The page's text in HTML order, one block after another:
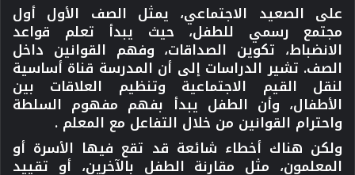
على الصعيد الاجتماعي، يمثل الصف الأول أول
مجتمع رسمي للطفل، حيث يبدأ تعلم قواعد
الانضباط، تكوين الصداقات، وفهم القوانين داخل
الصف. تشير الدراسات إلى أن المدرسة قناة أساسية
لنقل القيم الاجتماعية وتنظيم العلاقات بين
الأطفال، وأن الطفل يبدأ بفهم مفهوم السلطة
واحترام القوانين من خلال التفاعل مع المعلم .
ولكن هناك أخطاء شائعة قد تقع فيها الأسرة أو
المعلمون، مثل مقارنة الطفل بالآخرين، أو تقييد